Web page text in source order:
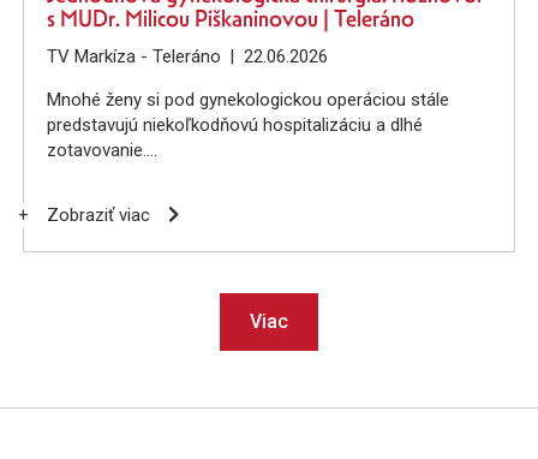
s MUDr. Milicou Piškaninovou | Teleráno
TV Markíza - Teleráno
22.06.2026
Mnohé ženy si pod gynekologickou operáciou stále
predstavujú niekoľkodňovú hospitalizáciu a dlhé
zotavovanie.
+ Zobraziť viac
Viac